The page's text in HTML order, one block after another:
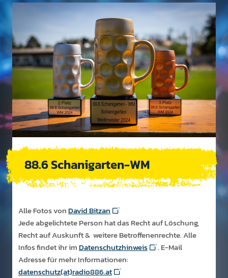
88.6 Schanigarten-WM
Alle Fotos von David Bitzan
Jede abgelichtete Person hat das Recht auf Löschung,
Recht auf Auskunft & weitere Betroffenenrechte. Alle
Infos findet ihr im Datenschutzhinweis
. E-Mail
Adresse für mehr Informationen:
datenschutz(at)radio886.at